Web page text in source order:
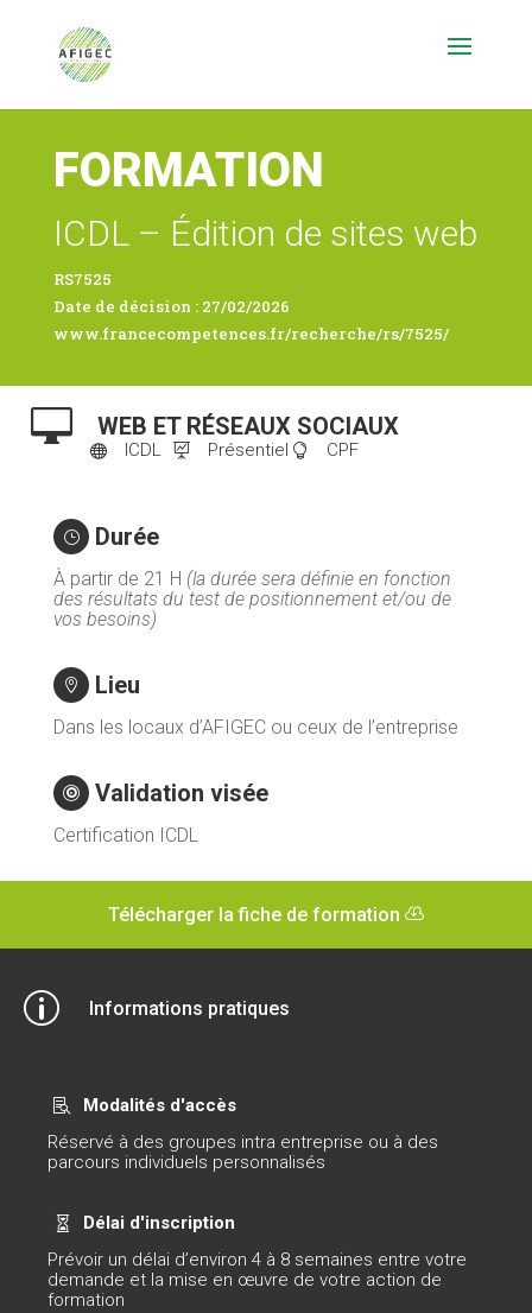
FORMATION
ICDL – Édition de sites web
RS7525
Date de décision : 27/02/2026
www.francecompetences.fr/recherche/rs/7525/
 WEB ET RÉSEAUX SOCIAUX
 ICDL  Présentiel  CPF
} Durée
À partir de 21 H (la durée sera définie en fonction
des résultats du test de positionnement et/ou de
vos besoins)
 Lieu
Dans les locaux d’AFIGEC ou ceux de l’entreprise
 Validation visée
Certification ICDL
Télécharger la fiche de formation
p Informations pratiques

Modalités d'accès
Réservé à des groupes intra entreprise ou à des
parcours individuels personnalisés

Délai d'inscription
Prévoir un délai d’environ 4 à 8 semaines entre votre
demande et la mise en œuvre de votre action de
formation